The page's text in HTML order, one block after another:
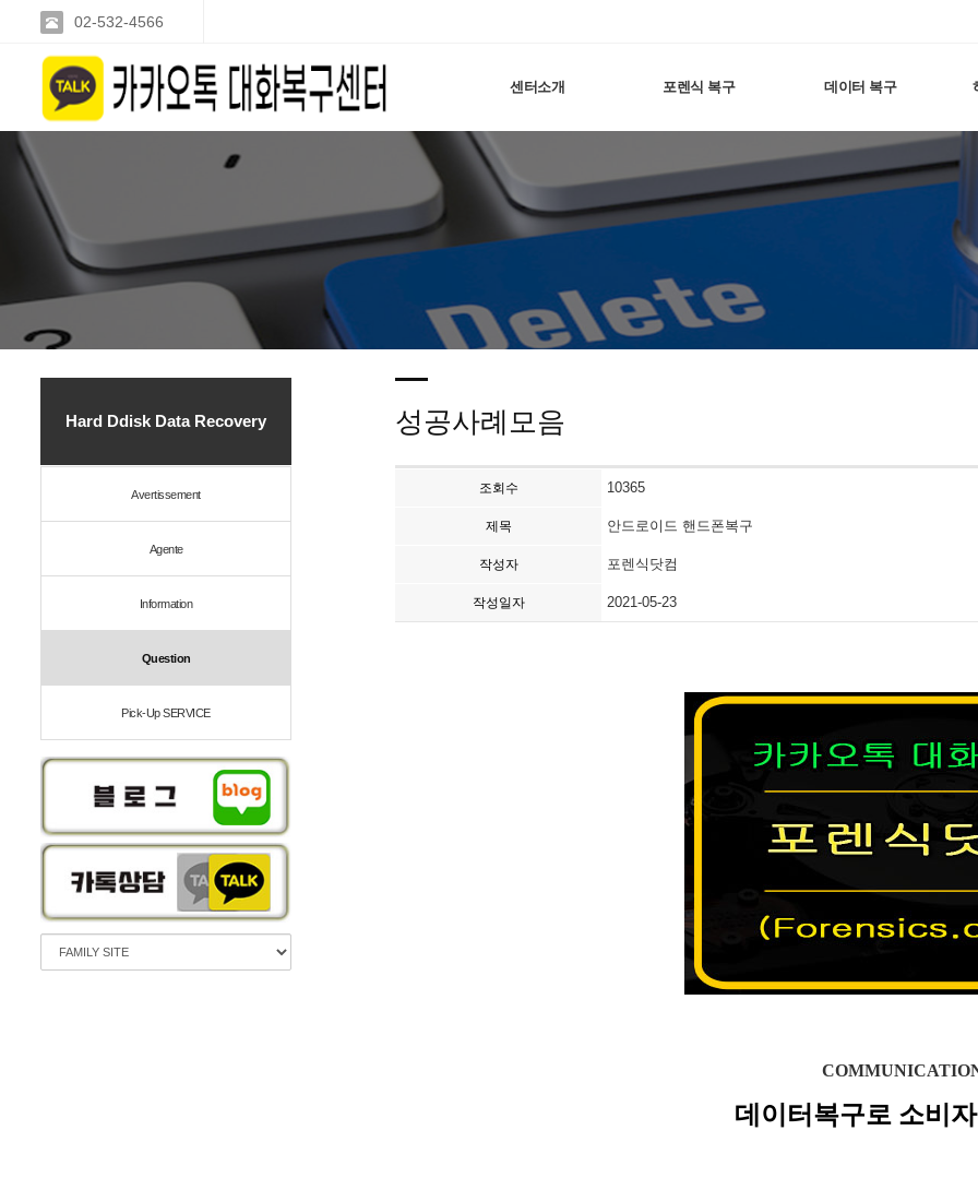
02-532-4566
센터소개 포렌식 복구 데이터 복구
Hard Ddisk Data Recovery
Avertissement
Agente
Information
Question
Pick-Up SERVICE
성공사례모음
조회수 10365
제목 안드로이드 핸드폰복구
작성자 포렌식닷컴
작성일자 2021-05-23
데이터복구로 소비